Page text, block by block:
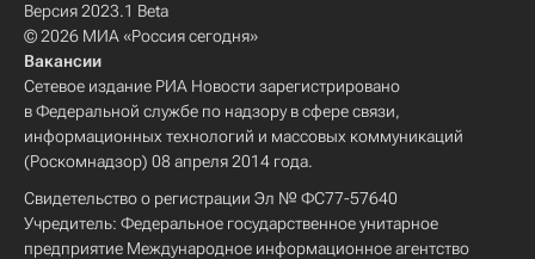
Версия 2023.1 Beta
© 2026 МИА «Россия сегодня»
Вакансии
Сетевое издание РИА Новости зарегистрировано
в Федеральной службе по надзору в сфере связи,
информационных технологий и массовых коммуникаций
(Роскомнадзор) 08 апреля 2014 года.
Свидетельство о регистрации Эл № ФС77-57640
Учредитель: Федеральное государственное унитарное
предприятие Международное информационное агентство